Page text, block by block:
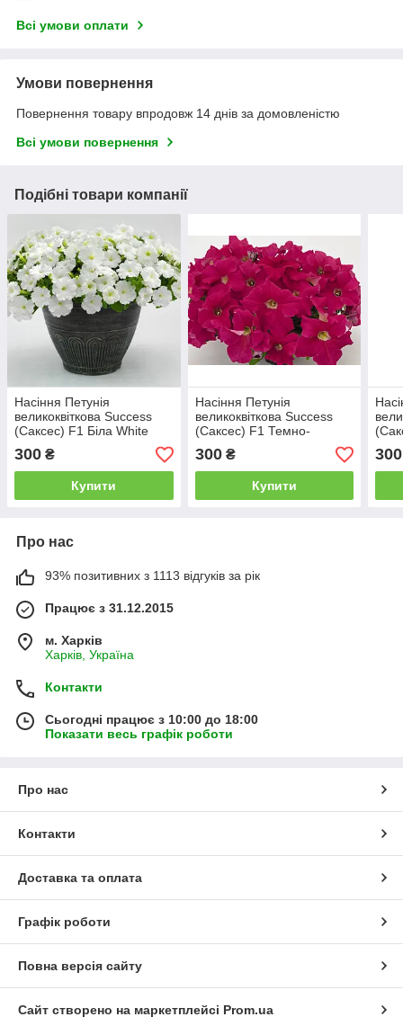
Всі умови оплати
Умови повернення
Повернення товару впродовж 14 днів за домовленістю
Всі умови повернення
Подібні товари компанії
Насіння Петунія
великоквіткова Success
(Саксес) F1 Біла White
500 насінин Benary
300 ₴
Купити
Насіння Петунія
великоквіткова Success
(Саксес) F1 Темно-
малинова Crimson Darc
500 насінин Benary
300₴
Купити
300
Про нас
93% позитивних з 1113 відгуків за рік
Працює з 31.12.2015
м. Харків
Харків, Україна
Контакти
Сьогодні працює з 10:00 до 18:00
Показати весь графік роботи
Про нас
Контакти
Доставка та оплата
Графік роботи
Повна версія сайту
Сайт створено на маркетплейсі Prom.ua